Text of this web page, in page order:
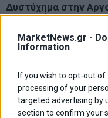
MarketNews.gr -
Information
If you wish to opt-out of
processing of your
targeted advertising by
section to confirm your
Δυστύχημα στην
χειριστής του
Τον χειριστή του
εμπλέκεται στο ναυτικό